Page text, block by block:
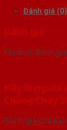
Đánh giá (0)
Đánh giá
Chưa có đánh
Hãy là người
Chống Cháy
Đánh giá của bạn